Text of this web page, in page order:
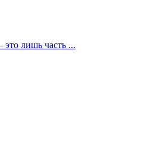
лишь часть ...